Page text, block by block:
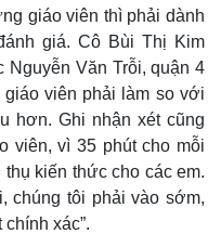
E-Magazine
Infographic
giáo viên thì phải dành
giá. Cô Bùi Thị Kim
Nguyễn Văn Trỗi, quận 4
viên phải làm so với
hơn. Ghi nhận xét cũng
viên, vì 35 phút cho mỗi
kiến thức cho các em.
chúng tôi phải vào sớm,
xác”.